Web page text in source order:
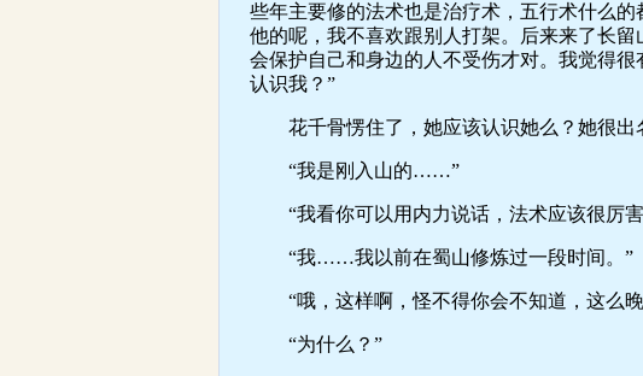
些年主要修的法术也是治疗术，五行术什么
他的呢，我不喜欢跟别人打架。后来来了长
会保护自己和身边的人不受伤才对。我觉得
认识我？”
花千骨愣住了，她应该认识她么？她很出
“我是刚入山的……”
“我看你可以用内力说话，法术应该很厉害
“我……我以前在蜀山修炼过一段时间。”
“哦，这样啊，怪不得你会不知道，这么晚
“为什么？”